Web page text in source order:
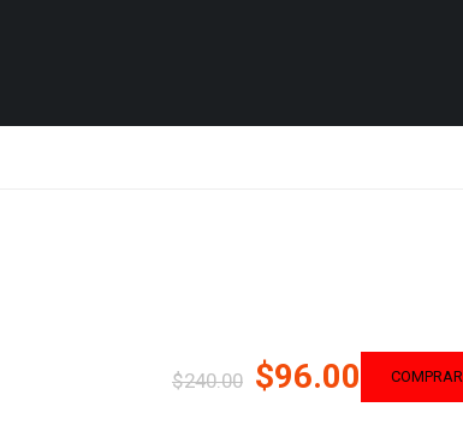
$240.00 $96.00